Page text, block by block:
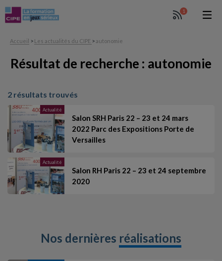
1
Accueil > Les actualités du CIPE > autonomie
Résultat de recherche : autonomie
2 résultats trouvés
Actualité
Salon SRH Paris 22 – 23 et 24 mars
2022 Parc des Expositions Porte de
Versailles
Actualité
Salon RH Paris 22 – 23 et 24 septembre
2020
Nos dernières réalisations